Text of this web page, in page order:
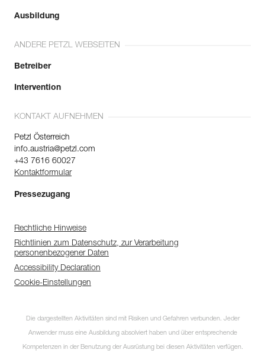
Ausbildung
ANDERE PETZL WEBSEITEN
Betreiber
Intervention
KONTAKT AUFNEHMEN
Petzl Österreich
info.austria@petzl.com
+43 7616 60027
Kontaktformular
Pressezugang
Rechtliche Hinweise
Richtlinien zum Datenschutz, zur Verarbeitung
personenbezogener Daten
Accessibility Declaration
Cookie-Einstellungen
Die dargestellten Aktivitäten sind mit Risiken und Gefahren verbunden. Jeder
Anwender muss eine Ausbildung absolviert haben und über entsprechende
Kompetenzen in der Benutzung der Ausrüstung bei diesen Aktivitäten verfügen.